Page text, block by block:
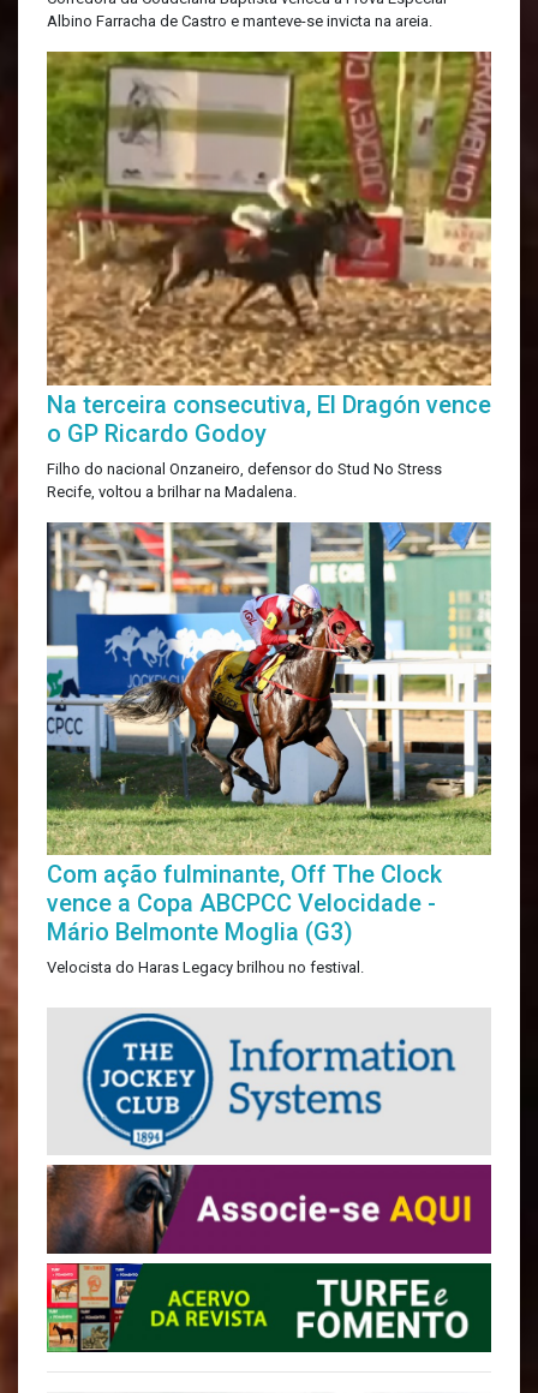
Albino Farracha de Castro e manteve-se invicta na areia.
Na terceira consecutiva, El Dragón vence
o GP Ricardo Godoy
Filho do nacional Onzaneiro, defensor do Stud No Stress
Recife, voltou a brilhar na Madalena.
Com ação fulminante, Off The Clock
vence a Copa ABCPCC Velocidade -
Mário Belmonte Moglia (G3)
Velocista do Haras Legacy brilhou no festival.